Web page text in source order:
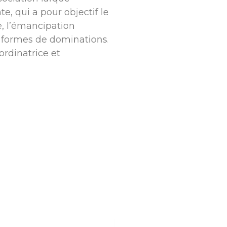
qui a pour objectif le
l’émancipation
de dominations.
et